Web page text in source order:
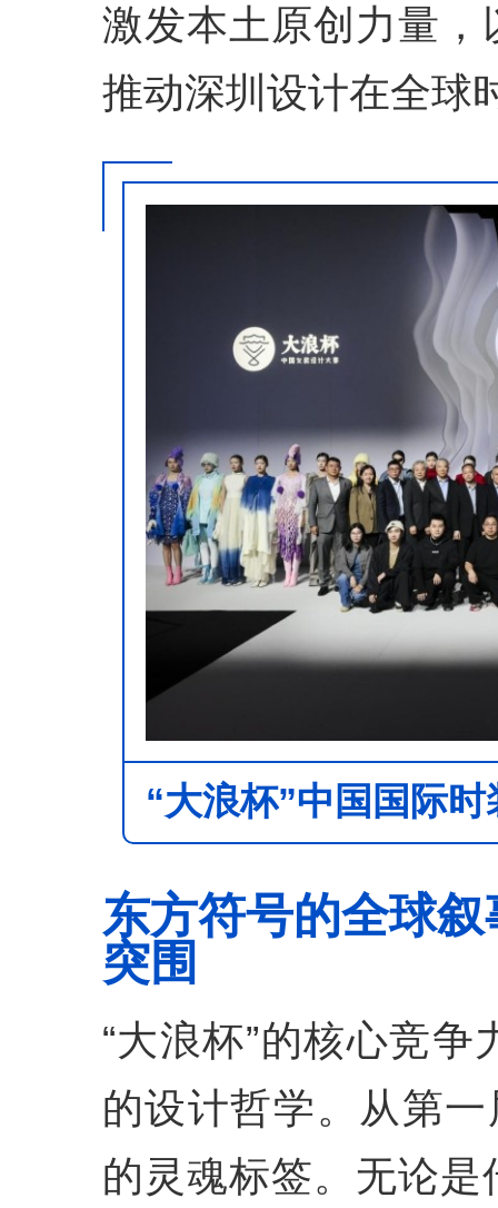
激发本土原创力量
推动深圳设计在全球
“大浪杯”中国国际时
图 龙华重点区域中心
东方符号的全球
突围
“大浪杯”的核心竞
的设计哲学。从第
的灵魂标签。无论